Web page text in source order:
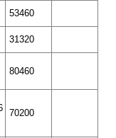
53460
31320
80460
70200